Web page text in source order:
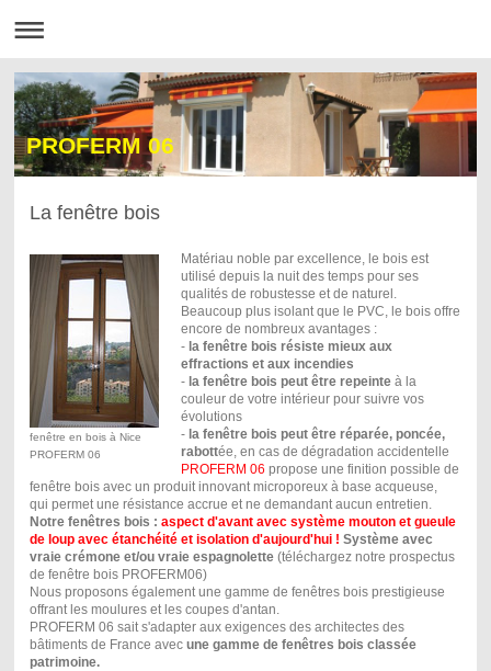
PROFERM 06
La fenêtre bois
fenêtre en bois à Nice
PROFERM 06
Matériau noble par excellence, le bois est
utilisé depuis la nuit des temps pour ses
qualités de robustesse et de naturel.
Beaucoup plus isolant que le PVC, le bois offre
encore de nombreux avantages :
- la fenêtre bois résiste mieux aux
effractions et aux incendies
- la fenêtre bois peut être repeinteà la
couleur de votre intérieur pour suivre vos
évolutions
- la fenêtre bois peut être réparée, poncée,
rabottée, en cas de dégradation accidentelle
PROFERM 06 propose une finition possible de
fenêtre bois avec un produit innovant microporeux à base acqueuse,
qui permet une résistance accrue et ne demandant aucun entretien.
Notre fenêtres bois : aspect d'avant avec système mouton et gueule
de loup avec étanchéité et isolation d'aujourd'hui ! Système avec
vraie crémone et/ou vraie espagnolette(téléchargez notre prospectus
de fenêtre bois PROFERM06)
Nous proposons également une gamme de fenêtres bois prestigieuse
offrant les moulures et les coupes d'antan.
PROFERM 06 sait s'adapter aux exigences des architectes des
bâtiments de France avec une gamme de fenêtres bois classée
patrimoine.